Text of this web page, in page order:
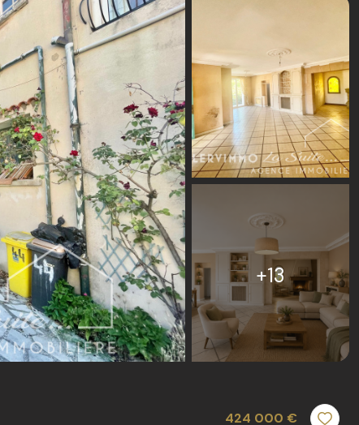
+13
424 000 €